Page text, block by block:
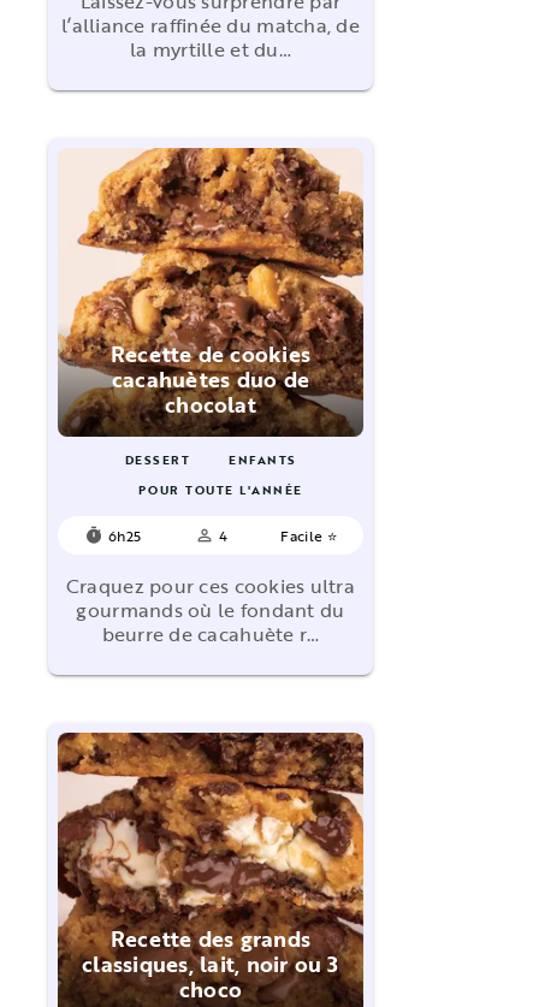
l’alliance raffinée du matcha, de
la myrtille et du…
Recette de cookies
cacahuètes duo de
chocolat
DESSERT
ENFANTS
POUR TOUTE L'ANNÉE
timer 6h25 person_outline 4 Facile ⭐
Craquez pour ces cookies ultra
gourmands où le fondant du
beurre de cacahuète r…
Recette des grands
classiques, lait, noir ou 3
choco